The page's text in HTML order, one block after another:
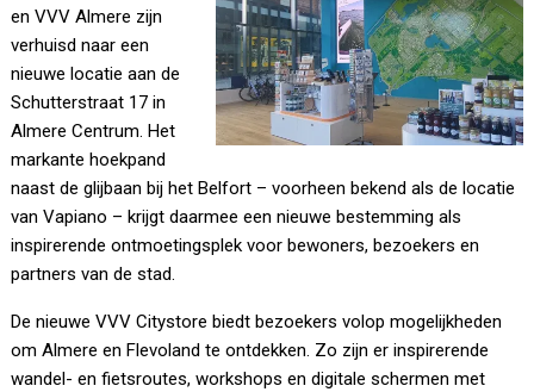
en VVV Almere zijn
verhuisd naar een
nieuwe locatie aan de
Schutterstraat 17 in
Almere Centrum. Het
markante hoekpand
naast de glijbaan bij het Belfort – voorheen bekend als de locatie
van Vapiano – krijgt daarmee een nieuwe bestemming als
inspirerende ontmoetingsplek voor bewoners, bezoekers en
partners van de stad.
De nieuwe VVV Citystore biedt bezoekers volop mogelijkheden
om Almere en Flevoland te ontdekken. Zo zijn er inspirerende
wandel- en fietsroutes, workshops en digitale schermen met